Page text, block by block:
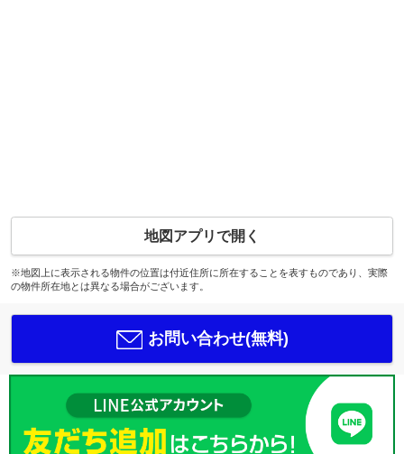
地図アプリで開く
※地図上に表示される物件の位置は付近住所に所在することを表すものであり、実際
の物件所在地とは異なる場合がございます。
お問い合わせ(無料)